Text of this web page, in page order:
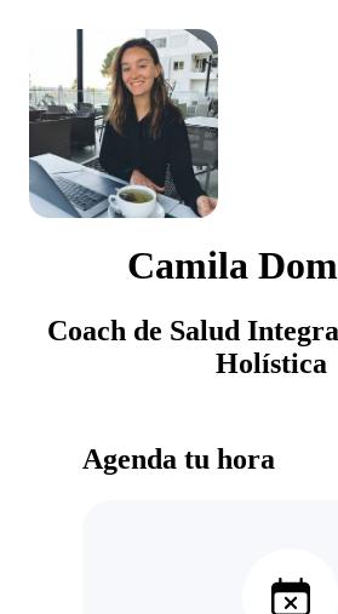
Camila
Coach de Salud
Holística
Agenda tu hora